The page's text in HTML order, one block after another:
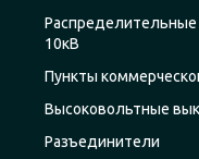
Распределительные
10кВ
Пункты
Высоковольтные
Разъединители